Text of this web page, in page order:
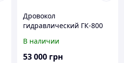
Дровокол
гидравлический ГК-800
В наличии
53 000 грн